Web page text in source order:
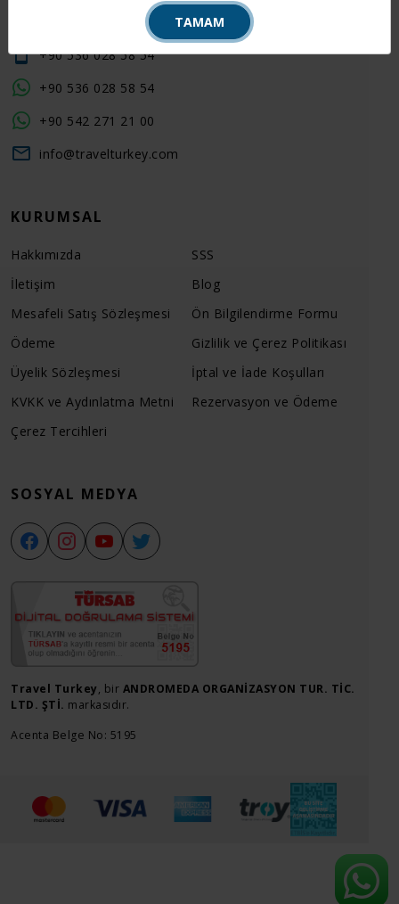
+90 384 271 21 00
+90 536 028 58 54
+90 536 028 58 54
+90 542 271 21 00
info@travelturkey.com
KURUMSAL
Hakkımızda
SSS
İletişim
Blog
Mesafeli Satış Sözleşmesi
Ön Bilgilendirme Formu
Ödeme
Gizlilik ve Çerez Politikası
Üyelik Sözleşmesi
İptal ve İade Koşulları
KVKK ve Aydınlatma Metni
Rezervasyon ve Ödeme
Çerez Tercihleri
SOSYAL MEDYA
Travel Turkey, bir ANDROMEDA ORGANİZASYON TUR. TİC.
LTD. ŞTİ. markasıdır.
Acenta Belge No: 5195
TAMAM